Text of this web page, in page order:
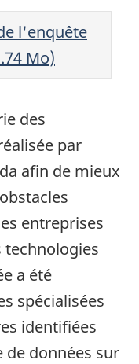
l'enquête
Mo)
des
par
afin de mieux
entreprises
technologies
a été
spécialisées
identifiées
de données sur